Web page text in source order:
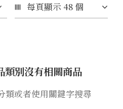
每頁顯示 48 個
類別沒有相關商品
類或者使用關鍵字搜尋